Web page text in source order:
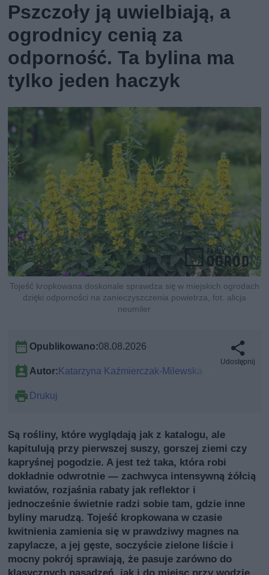
Pszczoły ją uwielbiają, a
ogrodnicy cenią za
odporność. Ta bylina ma
tylko jeden haczyk
Tojeść kropkowana doskonale sprawdza się w miejskich ogrodach
dzięki odporności na zanieczyszczenia powietrza, fot. alicja
neumiler
Opublikowano:08.08.2026
Autor:Katarzyna Kaźmierczak-Milewska
Drukuj
Udostępnij
Są rośliny, które wyglądają jak z katalogu, ale
kapitulują przy pierwszej suszy, gorszej ziemi czy
kapryśnej pogodzie. A jest też taka, która robi
dokładnie odwrotnie — zachwyca intensywną żółcią
kwiatów, rozjaśnia rabaty jak reflektor i
jednocześnie świetnie radzi sobie tam, gdzie inne
byliny marudzą. Tojeść kropkowana w czasie
kwitnienia zamienia się w prawdziwy magnes na
zapylacze, a jej gęste, soczyście zielone liście i
mocny pokrój sprawiają, że pasuje zarówno do
klasycznych nasadzeń, jak i do miejsc przy wodzie